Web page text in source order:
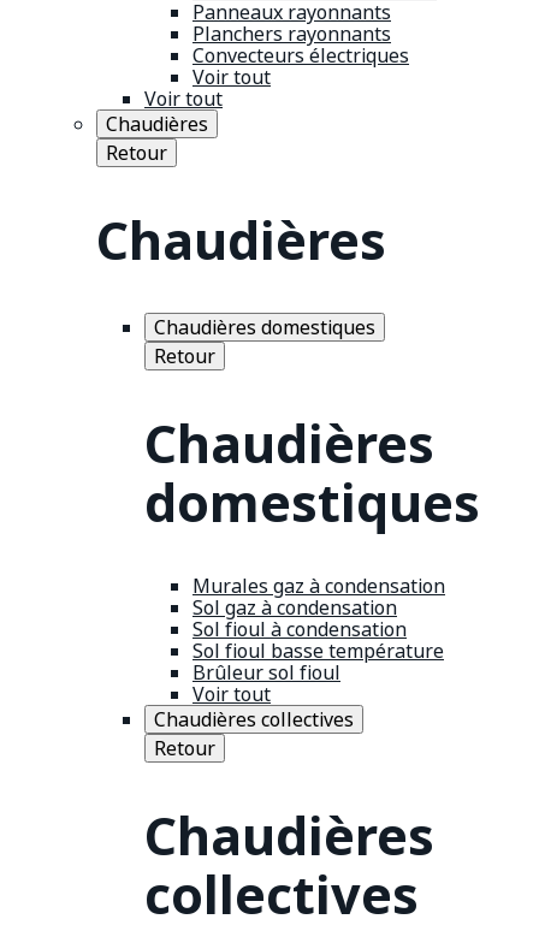
Panneaux rayonnants
Planchers rayonnants
Convecteurs électriques
Voir tout
Voir tout
Chaudières
Retour
Chaudières
Chaudières domestiques
Retour
Chaudières
domestiques
Murales gaz à condensation
Sol gaz à condensation
Sol fioul à condensation
Sol fioul basse température
Brûleur sol fioul
Voir tout
Chaudières collectives
Retour
Chaudières
collectives